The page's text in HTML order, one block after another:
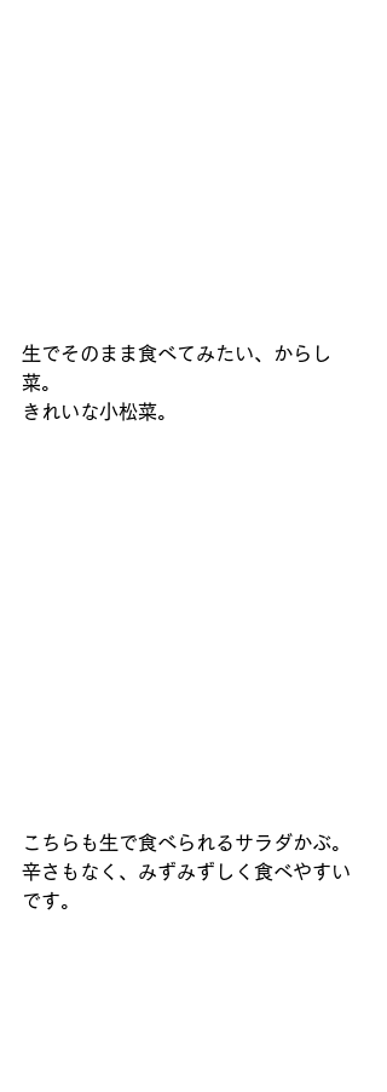
生でそのまま食べてみたい、からし
菜。
きれいな小松菜。
こちらも生で食べられるサラダかぶ。
辛さもなく、みずみずしく食べやすい
です。